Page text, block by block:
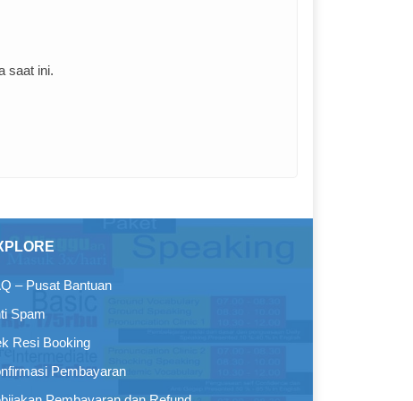
saat ini.
– Pusat Bantuan
Spam
Resi Booking
Pembayaran